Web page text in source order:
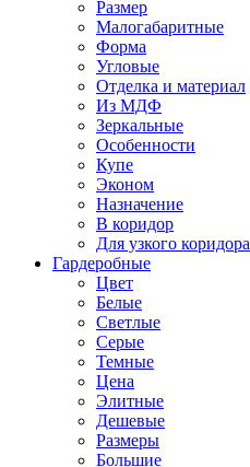
Размер
Малогабаритные
Форма
Угловые
Отделка и материал
Из МДФ
Зеркальные
Особенности
Купе
Эконом
Назначение
В коридор
Для узкого коридора
Гардеробные
Цвет
Белые
Светлые
Серые
Темные
Цена
Элитные
Дешевые
Размеры
Большие